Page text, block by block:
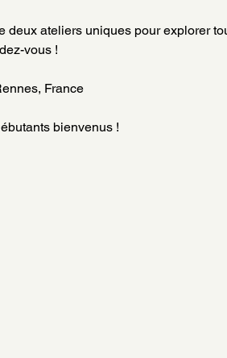
deux ateliers uniques pour explorer
vous !
France
bienvenus !